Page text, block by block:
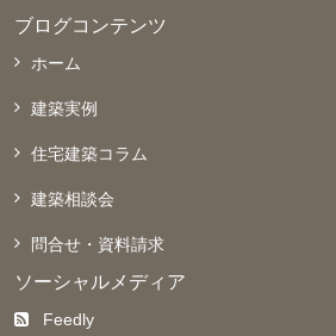
ブログコンテンツ
ホーム
建築実例
住宅建築コラム
建築相談会
問合せ・資料請求
ソーシャルメディア
Feedly